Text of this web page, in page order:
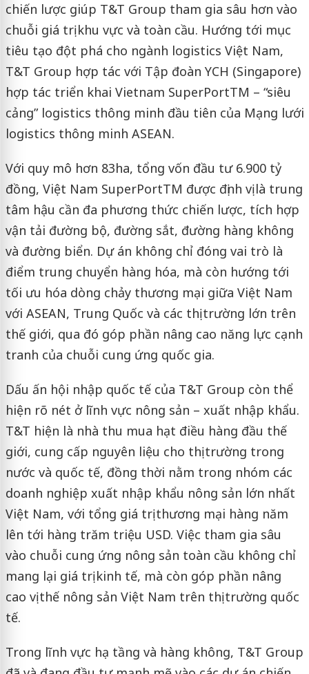
chiến lược giúp T&T Group tham gia sâu hơn vào
chuỗi giá trị khu vực và toàn cầu. Hướng tới mục
tiêu tạo đột phá cho ngành logistics Việt Nam,
T&T Group hợp tác với Tập đoàn YCH (Singapore)
hợp tác triển khai Vietnam SuperPortTM – “siêu
cảng” logistics thông minh đầu tiên của Mạng lưới
logistics thông minh ASEAN.
Với quy mô hơn 83ha, tổng vốn đầu tư 6.900 tỷ
đồng, Việt Nam SuperPortTM được định vị là trung
tâm hậu cần đa phương thức chiến lược, tích hợp
vận tải đường bộ, đường sắt, đường hàng không
và đường biển. Dự án không chỉ đóng vai trò là
điểm trung chuyển hàng hóa, mà còn hướng tới
tối ưu hóa dòng chảy thương mại giữa Việt Nam
với ASEAN, Trung Quốc và các thị trường lớn trên
thế giới, qua đó góp phần nâng cao năng lực cạnh
tranh của chuỗi cung ứng quốc gia.
Dấu ấn hội nhập quốc tế của T&T Group còn thể
hiện rõ nét ở lĩnh vực nông sản – xuất nhập khẩu.
T&T hiện là nhà thu mua hạt điều hàng đầu thế
giới, cung cấp nguyên liệu cho thị trường trong
nước và quốc tế, đồng thời nằm trong nhóm các
doanh nghiệp xuất nhập khẩu nông sản lớn nhất
Việt Nam, với tổng giá trị thương mại hàng năm
lên tới hàng trăm triệu USD. Việc tham gia sâu
vào chuỗi cung ứng nông sản toàn cầu không chỉ
mang lại giá trị kinh tế, mà còn góp phần nâng
cao vị thế nông sản Việt Nam trên thị trường quốc
tế.
Trong lĩnh vực hạ tầng và hàng không, T&T Group